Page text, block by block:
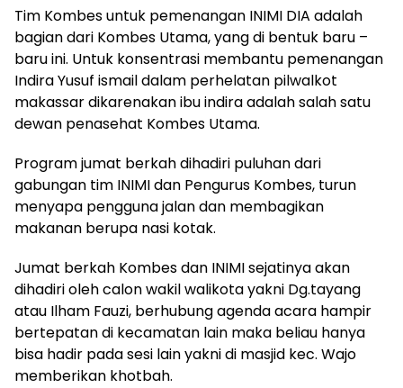
Tim Kombes untuk pemenangan INIMI DIA adalah
bagian dari Kombes Utama, yang di bentuk baru –
baru ini. Untuk konsentrasi membantu pemenangan
Indira Yusuf ismail dalam perhelatan pilwalkot
makassar dikarenakan ibu indira adalah salah satu
dewan penasehat Kombes Utama.
Program jumat berkah dihadiri puluhan dari
gabungan tim INIMI dan Pengurus Kombes, turun
menyapa pengguna jalan dan membagikan
makanan berupa nasi kotak.
Jumat berkah Kombes dan INIMI sejatinya akan
dihadiri oleh calon wakil walikota yakni Dg.tayang
atau Ilham Fauzi, berhubung agenda acara hampir
bertepatan di kecamatan lain maka beliau hanya
bisa hadir pada sesi lain yakni di masjid kec. Wajo
memberikan khotbah.